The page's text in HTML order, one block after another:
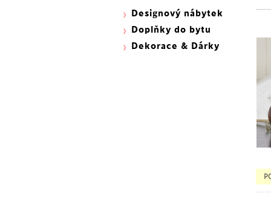
Designový nábytek
Doplňky do bytu
Dekorace & Dárky